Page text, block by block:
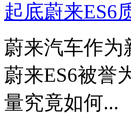
起底蔚来ES6
蔚来汽车作为
蔚来ES6被誉
量究竟如何...